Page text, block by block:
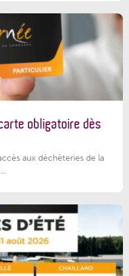
obligatoire dès
aux déchèteries de la